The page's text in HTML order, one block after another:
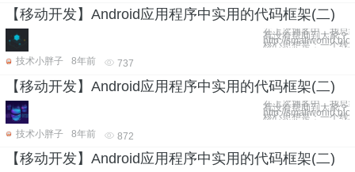
【移动开发】Android应用程序中实用的代码框架(二)
在上次博客中，我总
有没有帮助到大家？
http://
核心思想是：一个线
技术小胖子
8年前 737
【移动开发】Android应用程序中实用的代码框架(二)
在上次博客中，我总
有没有帮助到大家？
http://
核心思想是：一个线
技术小胖子
8年前 872
【移动开发】Android应用程序中实用的代码框架(二)